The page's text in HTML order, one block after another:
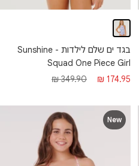
בגד ים שלם לילדות - Sunshine
Squad One Piece Girl
מחיר
174.95 ₪
מחיר
349.90 ₪
New